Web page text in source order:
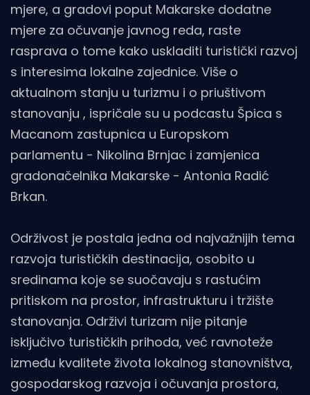
mjere, a gradovi poput Makarske dodatne
mjere za očuvanje javnog reda, raste
rasprava o tome kako uskladiti turistički razvoj
s interesima lokalne zajednice. Više o
aktualnom stanju u turizmu i o priuštivom
stanovanju , ispričale su u podcastu Špica s
Macanom zastupnica u Europskom
parlamentu - Nikolina Brnjac i zamjenica
gradonačelnika Makarske - Antonia Radić
Brkan.
Održivost je postala jedna od najvažnijih tema
razvoja turističkih destinacija, osobito u
sredinama koje se suočavaju s rastućim
pritiskom na prostor, infrastrukturu i tržište
stanovanja. Održivi turizam nije pitanje
isključivo turističkih prihoda, već ravnoteže
između kvalitete života lokalnog stanovništva,
gospodarskog razvoja i očuvanja prostora,